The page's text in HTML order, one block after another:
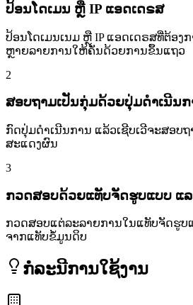
ປ້ອນໂດເມນ ຫຼື IP ແອດເດຣສ
ປ້ອນໂດເມນເນມ ຫຼື IP ແອດເດຣສທີ່ຕ້ອງ
ຫຼາຍລາຍການໃຫ້ຄັ່ນດ້ວຍການຂຶ້ນແຖວ
2
ສອບຖາມເປັນກຸ່ມດ້ວຍປຸ່ມດຳເນີນກ
ກົດປຸ່ມດຳເນີນການ ແລ້ວເຊີບເວີຈະສອບຖ
ສະແດງຜົນ
3
ກວດສອບດ້ວຍແທັບຈັດຮູບແບບ ແ
ກວດສອບແຕ່ລະລາຍການໃນແທັບຈັດຮູບ
ຈາກແທັບຂໍ້ມູນດິບ
ກໍລະນີການໃຊ້ງານ